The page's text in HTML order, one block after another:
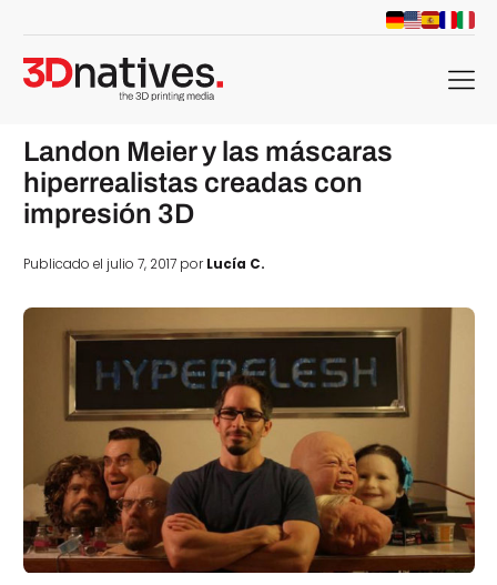
menu
Landon Meier y las máscaras
hiperrealistas creadas con
impresión 3D
Publicado el julio 7, 2017 porLucía C.